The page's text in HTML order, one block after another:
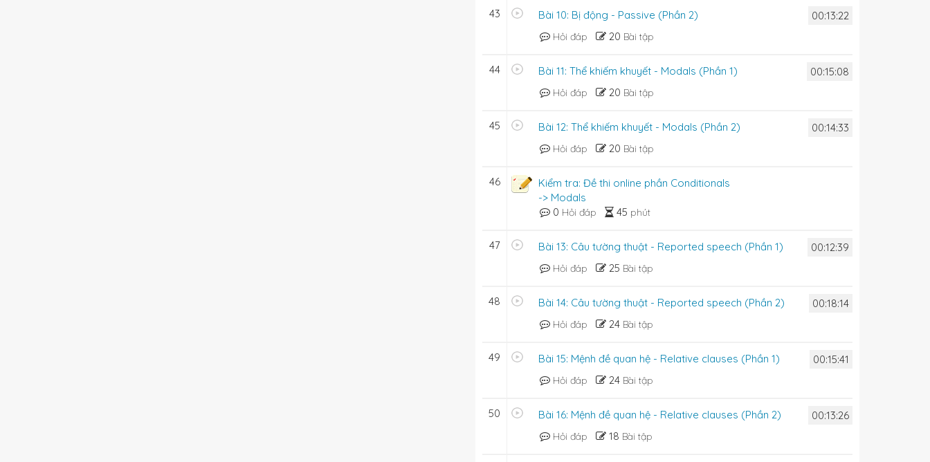
43 00:13:22
Bài 10: Bị động - Passive (Phần 2)
Hỏi đáp 20 Bài tập
44 00:15:08
Bài 11: Thể khiếm khuyết - Modals (Phần 1)
Hỏi đáp 20 Bài tập
45 00:14:33
Bài 12: Thể khiếm khuyết - Modals (Phần 2)
Hỏi đáp 20 Bài tập
46
Kiểm tra: Đề thi online phần Conditionals
-> Modals
0 Hỏi đáp 45 phút
47 00:12:39
Bài 13: Câu tường thuật - Reported speech (Phần 1)
Hỏi đáp 25 Bài tập
48 00:18:14
Bài 14: Câu tường thuật - Reported speech (Phần 2)
Hỏi đáp 24 Bài tập
49 00:15:41
Bài 15: Mệnh đề quan hệ - Relative clauses (Phần 1)
Hỏi đáp 24 Bài tập
50 00:13:26
Bài 16: Mệnh đề quan hệ - Relative clauses (Phần 2)
Hỏi đáp 18 Bài tập